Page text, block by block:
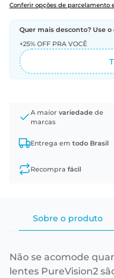
Conferir opções de parcelamento
Quer mais desconto? Use o
+25% OFF PRA VOCÊ
A maior variedade de
marcas
Entrega em todo Brasil
Recompra fácil
Sobre o produto
Não se acomode
lentes PureVision2